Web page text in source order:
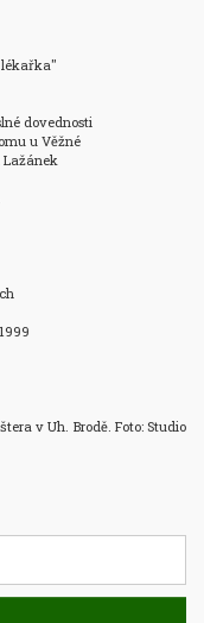
lékařka"
dovednosti
u Věžné
v Uh. Brodě. Foto: Studio